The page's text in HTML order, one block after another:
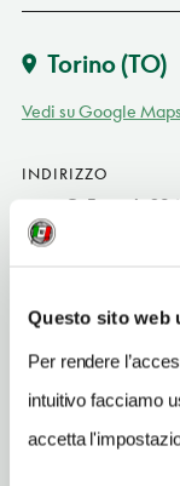
Questo sito web
Per rendere
intuitivo facciamo
accetta
Torino(TO)
Vedi su Google Maps
INDIRIZZO
corso G. Ferraris
Torino (TO)
SITO WEB
TELEFONO